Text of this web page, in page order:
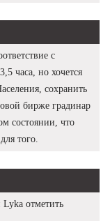
с
часа, но хочется
сохранить
бирже градинар
состоянии, что
того.
отметить